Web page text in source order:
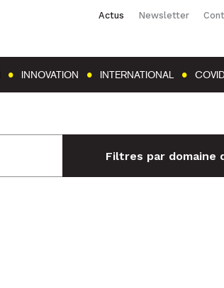
Actus Newsletter
INNOVATION INTERNATIONAL
Filtres par domaine